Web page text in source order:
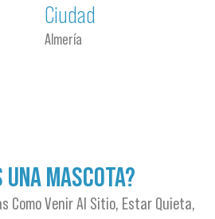
Ciudad
Almería
UNA MASCOTA?
Como Venir Al Sitio, Estar Quieta,